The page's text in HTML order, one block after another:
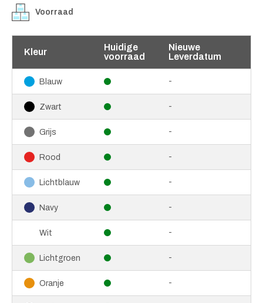
Voorraad
Kleur
Huidige
voorraad
Nieuwe
Leverdatum
Blauw -
Zwart -
Grijs -
Rood -
Lichtblauw -
Navy -
Wit -
Lichtgroen -
Oranje -